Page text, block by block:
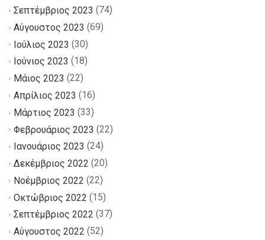
Σεπτέμβριος 2023 (74)
Αύγουστος 2023 (69)
Ιούλιος 2023 (30)
Ιούνιος 2023 (18)
Μάιος 2023 (22)
Απρίλιος 2023 (16)
Μάρτιος 2023 (33)
Φεβρουάριος 2023 (22)
Ιανουάριος 2023 (24)
Δεκέμβριος 2022 (20)
Νοέμβριος 2022 (22)
Οκτώβριος 2022 (15)
Σεπτέμβριος 2022 (37)
Αύγουστος 2022 (52)